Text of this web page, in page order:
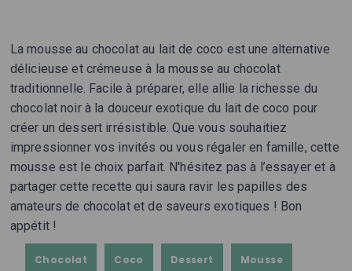
La mousse au chocolat au lait de coco est une alternative
délicieuse et crémeuse à la mousse au chocolat
traditionnelle. Facile à préparer, elle allie la richesse du
chocolat noir à la douceur exotique du lait de coco pour
créer un dessert irrésistible. Que vous souhaitiez
impressionner vos invités ou vous régaler en famille, cette
mousse est le choix parfait. N'hésitez pas à l’essayer et à
partager cette recette qui saura ravir les papilles des
amateurs de chocolat et de saveurs exotiques ! Bon
appétit !
Chocolat Coco Dessert Mousse